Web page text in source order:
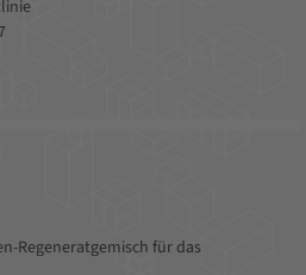
Regeneratgemisch für das